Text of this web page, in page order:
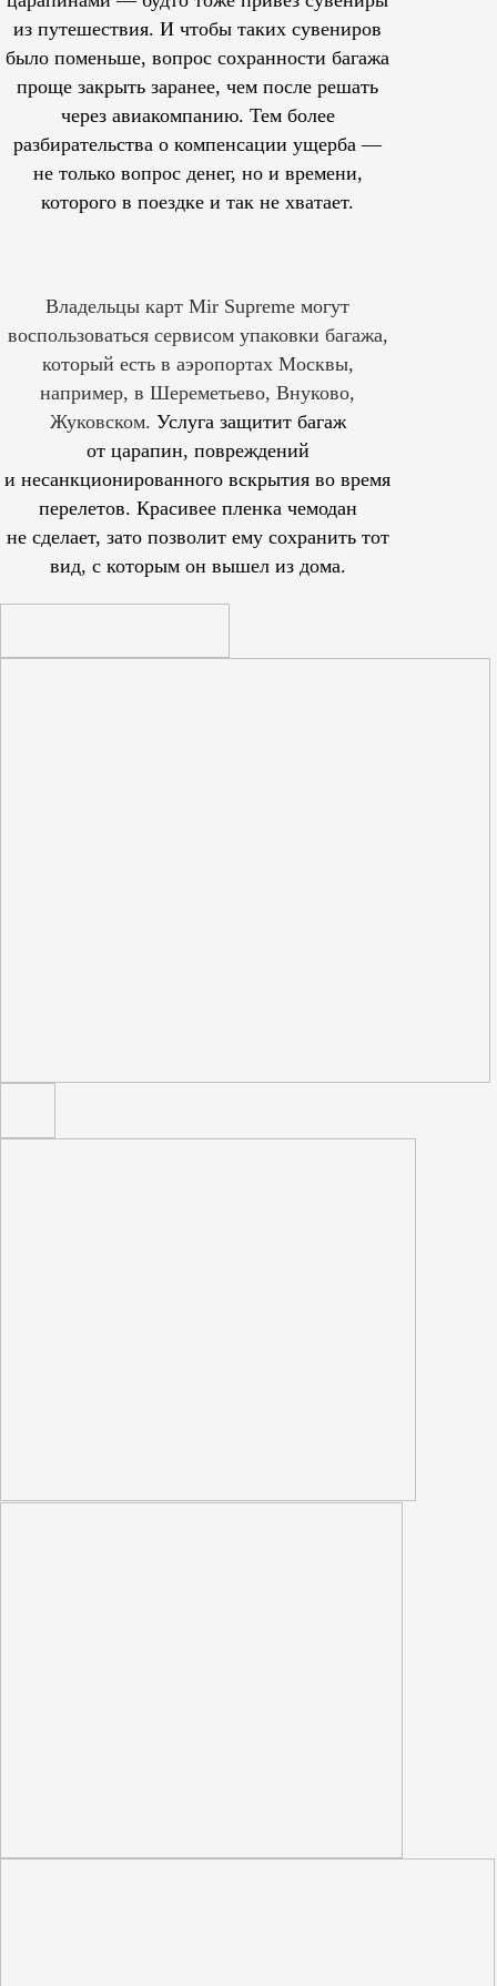
из путешествия. И чтобы таких сувениров
было поменьше, вопрос сохранности багажа
проще закрыть заранее, чем после решать
через авиакомпанию. Тем более
разбирательства о компенсации ущерба —
не только вопрос денег, но и времени,
которого в поездке и так не хватает.
Владельцы карт Mir Supreme могут
воспользоваться сервисом упаковки багажа,
который есть в аэропортах Москвы,
например, в Шереметьево, Внуково,
Жуковском. Услуга защитит багаж
от царапин, повреждений
и несанкционированного вскрытия во время
перелетов. Красивее пленка чемодан
не сделает, зато позволит ему сохранить тот
вид, с которым он вышел из дома.